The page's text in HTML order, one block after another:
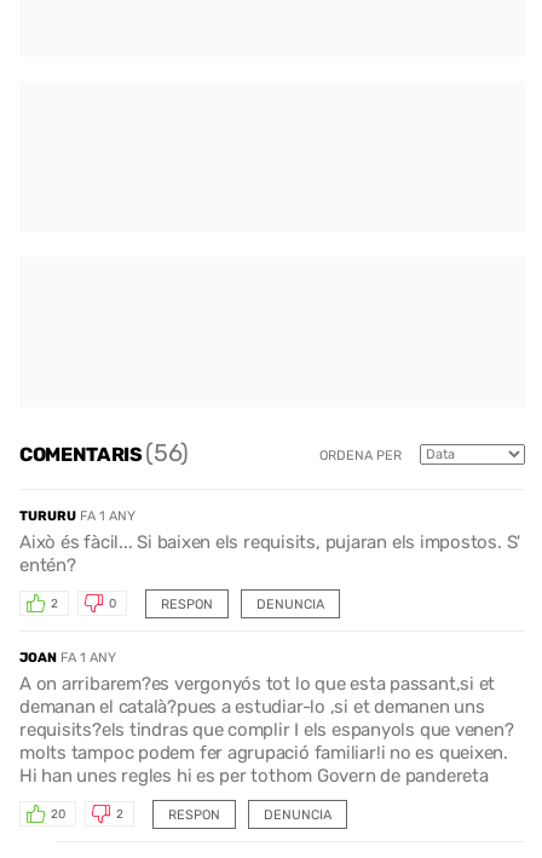
COMENTARIS(56) ORDENA PER
TURURU FA 1 ANY
Això és fàcil... Si baixen els requisits, pujaran els impostos. S'
entén?
RESPON
2 0 DENUNCIA
JOAN FA 1 ANY
A on arribarem?es vergonyós tot lo que esta passant,si et
demanan el català?pues a estudiar-lo ,si et demanen uns
requisits?els tindras que complir I els espanyols que venen?
molts tampoc podem fer agrupació familiar!i no es queixen.
Hi han unes regles hi es per tothom Govern de pandereta
RESPON
20 2 DENUNCIA